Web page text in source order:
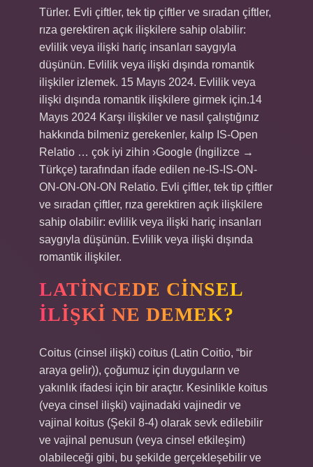
Türler. Evli çiftler, tek tip çiftler ve sıradan çiftler,
rıza gerektiren açık ilişkilere sahip olabilir:
evlilik veya ilişki hariç insanları saygıyla
düşünün. Evlilik veya ilişki dışında romantik
ilişkiler izlemek. 15 Mayıs 2024. Evlilik veya
ilişki dışında romantik ilişkilere girmek için.14
Mayıs 2024 Karşı ilişkiler ve nasıl çalıştığınız
hakkında bilmeniz gerekenler, kalıp IS-Open
Relatio … çok iyi zihin ›Google (İngilizce →
Türkçe) tarafından ifade edilen ne-IS-IS-ON-
ON-ON-ON-ON Relatio. Evli çiftler, tek tip çiftler
ve sıradan çiftler, rıza gerektiren açık ilişkilere
sahip olabilir: evlilik veya ilişki hariç insanları
saygıyla düşünün. Evlilik veya ilişki dışında
romantik ilişkiler.
LATINCEDE CINSEL
ILIŞKI NE DEMEK?
Coitus (cinsel ilişki) coitus (Latin Coitio, “bir
araya gelir)), çoğumuz için duyguların ve
yakınlık ifadesi için bir araçtır. Kesinlikle koitus
(veya cinsel ilişki) vajinadaki vajinedir ve
vajinal koitus (Şekil 8-4) olarak sevk edilebilir
ve vajinal penusun (veya cinsel etkileşim)
olabileceği gibi, bu şekilde gerçekleşebilir ve